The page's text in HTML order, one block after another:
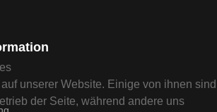
unserer Website. Einige von ihnen sind
der Seite, während andere uns